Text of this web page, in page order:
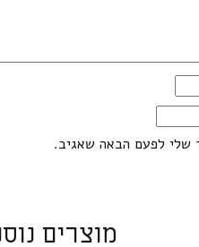
שלי לפעם הבאה שאגיב.
מוצרים